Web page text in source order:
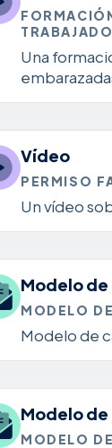
Una
Vídeo
PERMISO
Un vídeo
Modelo
MODELO
Modelo de
Modelo
MODELO